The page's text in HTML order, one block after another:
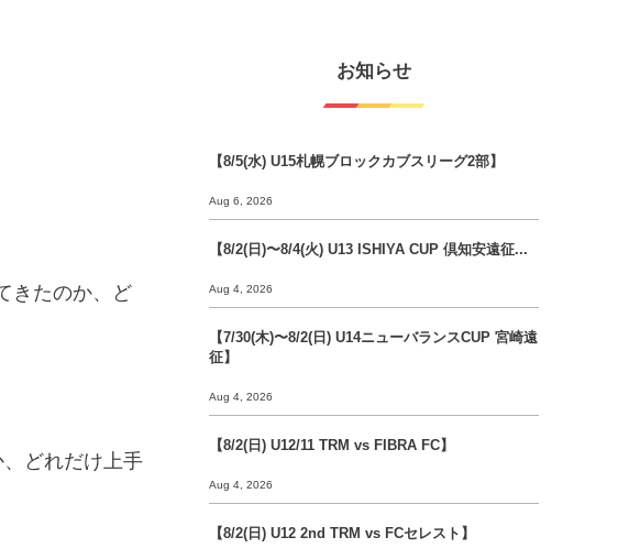
きたのか、ど
どれだけ上手
お知らせ
【8/5(水) U15札幌ブロックカブスリーグ2部】
Aug 6, 2026
【8/2(日)〜8/4(火) U13 ISHIYA CUP 倶知安遠征...
Aug 4, 2026
【7/30(木)〜8/2(日) U14ニューバランスCUP 宮崎遠
征】
Aug 4, 2026
【8/2(日) U12/11 TRM vs FIBRA FC】
Aug 4, 2026
【8/2(日) U12 2nd TRM vs FCセレスト】